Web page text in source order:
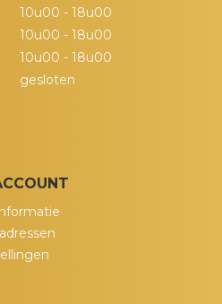
10u00 - 18u00
10u00 - 18u00
10u00 - 18u00
gesloten